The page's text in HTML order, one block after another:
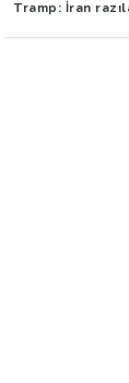
Tramp: İran